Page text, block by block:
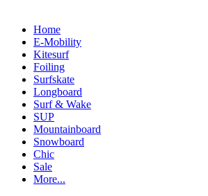
Home
E-Mobility
Kitesurf
Foiling
Surfskate
Longboard
Surf & Wake
SUP
Mountainboard
Snowboard
Chic
Sale
More...